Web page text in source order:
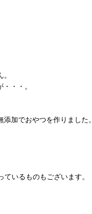
・・。
加でおやつを作りました。
いるものもございます。